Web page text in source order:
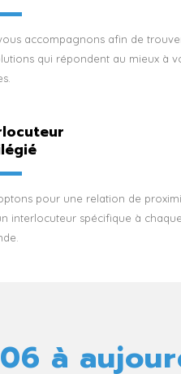
accompagnons afin de
qui répondent au mieux à
pour une relation de
interlocuteur spécifique à chaque
à